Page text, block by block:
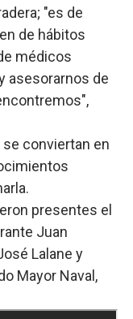
"es de
de hábitos
médicos
asesorarnos de
conviertan en
presentes el
Juan
Lalane y
Mayor Naval,